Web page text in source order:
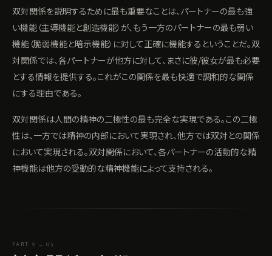
双対関係を説明するために最も重要なことは、パートナーの最も強
い機能（主導機能と創造機能）が、もう一方のパートナーの最も弱い
機能（脆弱機能と暗示機能）に対して正確に機能するということだ。双
対関係では、各パートナーが他方に対して、まさに彼/彼女が最も必要
とする情報を提供する。これがこの関係を最も快適で調和的な関係
にする理由である。
双対関係は人間の精神の二極性の最も完全な実現である。この二極
性は、一方では精神の内部において実現され、他方では双対との関係
において実現される。双対関係において、各パートナーの活動的な精
神機能は他方の受動的な精神機能によって支持される。
PART 2 — 03